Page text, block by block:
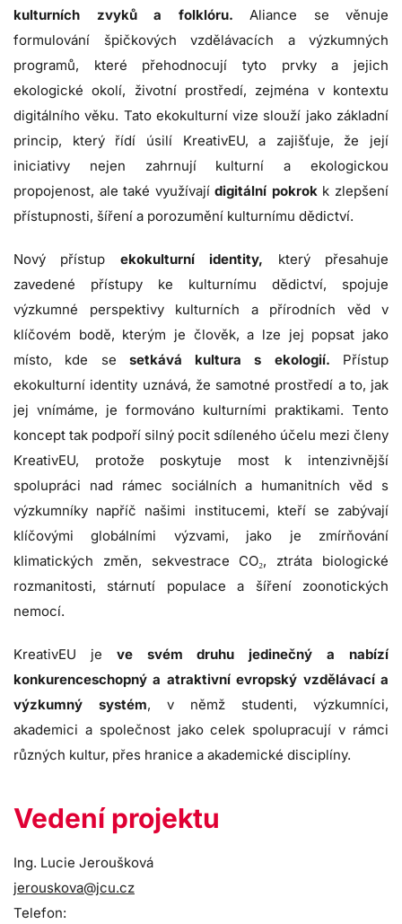
kulturních zvyků a folklóru.
Aliance se věnuje
formulování špičkových vzdělávacích a výzkumných
programů, které přehodnocují tyto prvky a jejich
ekologické okolí, životní prostředí, zejména v kontextu
digitálního věku. Tato ekokulturní vize slouží jako základní
princip, který řídí úsilí KreativEU, a zajišťuje, že její
iniciativy nejen zahrnují kulturní a ekologickou
propojenost, ale také využívají digitální pokrok k zlepšení
přístupnosti, šíření a porozumění kulturnímu dědictví.
Nový přístup ekokulturní identity,
který přesahuje
zavedené přístupy ke kulturnímu dědictví, spojuje
výzkumné perspektivy kulturních a přírodních věd v
klíčovém bodě, kterým je člověk, a lze jej popsat jako
místo, kde se
setkává kultura s ekologií.
Přístup
ekokulturní identity uznává, že samotné prostředí a to, jak
jej vnímáme, je formováno kulturními praktikami. Tento
koncept tak podpoří silný pocit sdíleného účelu mezi členy
KreativEU, protože poskytuje most k intenzivnější
spolupráci nad rámec sociálních a humanitních věd s
výzkumníky napříč našimi institucemi, kteří se zabývají
klíčovými globálními výzvami, jako je zmírňování
klimatických změn, sekvestrace CO₂, ztráta biologické
rozmanitosti, stárnutí populace a šíření zoonotických
nemocí.
KreativEU je
ve svém druhu jedinečný a nabízí
konkurenceschopný a atraktivní evropský vzdělávací a
výzkumný systém, v němž studenti, výzkumníci,
akademici a společnost jako celek spolupracují v rámci
různých kultur, přes hranice a akademické disciplíny.
Vedení projektu
Ing. Lucie Jeroušková
jerouskova@jcu.cz
Telefon: